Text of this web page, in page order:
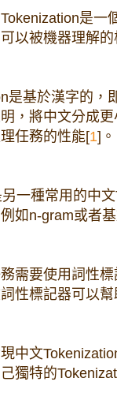
是一
以被機器理解
是基於漢字的，
，將中文分成
任務的性能[1]。
一種常用的中
如n-gram或者
需要使用詞性
性標記器可以
中文
獨特的